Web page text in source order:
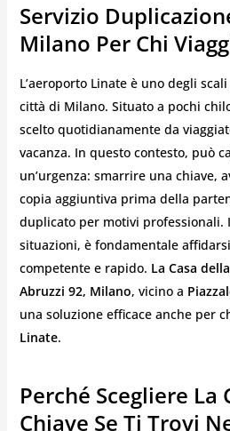
Servizio
Milano Per Chi
L’aeroporto Linate è uno degli
città di Milano. Situato a pochi
scelto quotidianamente da
vacanza. In questo contesto, può
un’urgenza: smarrire una chiave,
copia aggiuntiva prima della
duplicato per motivi professionali.
situazioni, è fondamentale
competente e rapido. La Casa
Abruzzi 92, Milano, vicino a
una soluzione efficace anche per
Linate.
Perché Scegliere La
Chiave Se Ti Trovi